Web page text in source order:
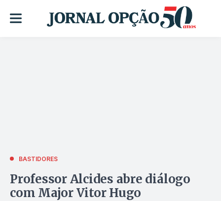
BASTIDORES
Professor Alcides abre diálogo
com Major Vitor Hugo